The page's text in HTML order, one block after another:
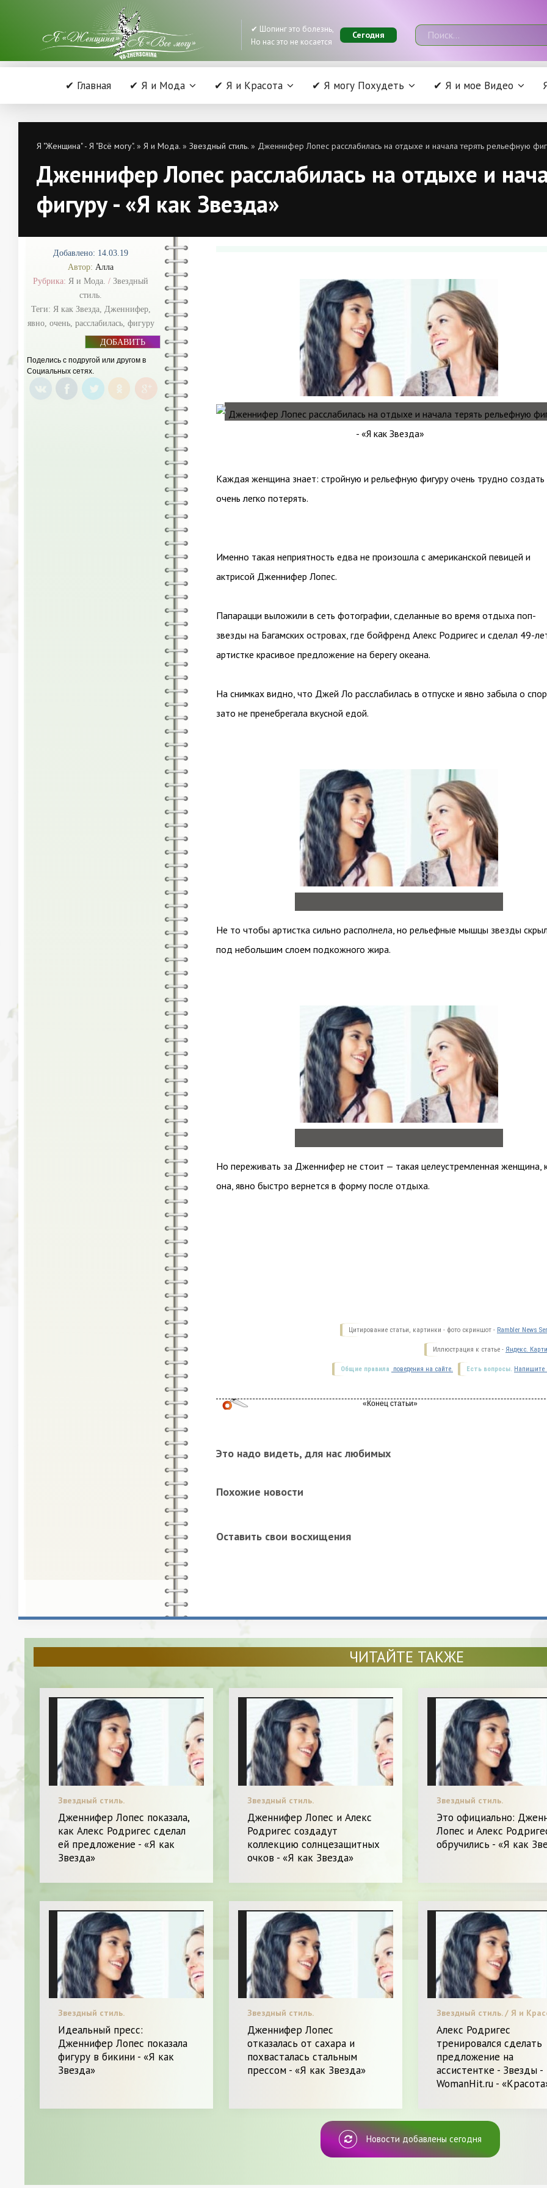
✔ Шопинг это болезнь,
Но нас это не косается
Сегодня
✔ Главная ✔ Я и Мода ✔ Я и Красота ✔ Я могу Похудеть ✔ Я и мое Видео
Я "Женщина" - Я "Всё могу". » Я и Мода. » Звездный стиль. » Дженнифер Лопес расслабилась на отдыхе и начала терять рельефную
Дженнифер Лопес расслабилась на отдыхе и
фигуру - «Я как Звезда»
Добавлено: 14.03.19
Автор: Алла
Рубрика: Я и Мода. / Звездный
стиль.
Теги: Я как Звезда, Дженнифер,
явно, очень, расслабилась, фигуру
ДОБАВИТЬ
Поделись с подругой или другом в
Социальных сетях.
Каждая женщина знает: стройную и рельефную фигуру очень трудно создать
очень легко потерять.
Именно такая неприятность едва не произошла с американской певицей и
актрисой Дженнифер Лопес.
Папарацци выложили в сеть фотографии, сделанные во время отдыха поп-
звезды на Багамских островах, где бойфренд Алекс Родригес и сделал 49-
артистке красивое предложение на берегу океана.
На снимках видно, что Джей Ло расслабилась в отпуске и явно забыла о
зато не пренебрегала вкусной едой.
Не то чтобы артистка сильно располнела, но рельефные мышцы звезды
под небольшим слоем подкожного жира.
Но переживать за Дженнифер не стоит — такая целеустремленная женщина,
она, явно быстро вернется в форму после отдыха.
Цитирование статьи, картинки - фото скриншот - Rambler News
Иллюстрация к статье - Яндекс.
Есть вопросы. Напишите
Общие правила поведения на сайте.
Это надо видеть, для нас любимых
Похожие новости
Оставить свои восхищения
ЧИТАЙТЕ ТАКЖЕ
Звездный стиль.
Дженнифер Лопес показала,
как Алекс Родригес сделал
ей предложение - «Я как
Звезда»
Звездный стиль.
Дженнифер Лопес и Алекс
Родригес создадут
коллекцию солнцезащитных
очков - «Я как Звезда»
Звездный стиль.
Это официально:
Лопес и Алекс
обручились - «Я как
Звездный стиль.
Идеальный пресс:
Дженнифер Лопес показала
фигуру в бикини - «Я как
Звезда»
Звездный стиль.
Дженнифер Лопес
отказалась от сахара и
похвасталась стальным
прессом - «Я как Звезда»
Звездный стиль. / Я и
Алекс Родригес
тренировался сделать
предложение на
ассистентке - Звезды -
WomanHit.ru -
Новости добавлены сегодня